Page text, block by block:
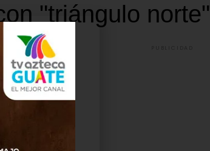
"triángulo norte"
por